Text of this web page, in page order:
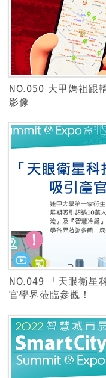
NO.050 大甲媽祖跟
影像
NO.049 「天眼衛星
官學界蒞臨參觀！